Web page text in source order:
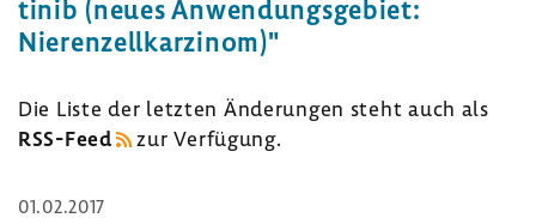
tinib (neues Anwen­dungs­ge­biet:
Nieren­zell­kar­zinom)"
Die Liste der letzten Ände­rungen steht auch als
RSS-​Feed
zur Verfü­gung.
01.02.2017